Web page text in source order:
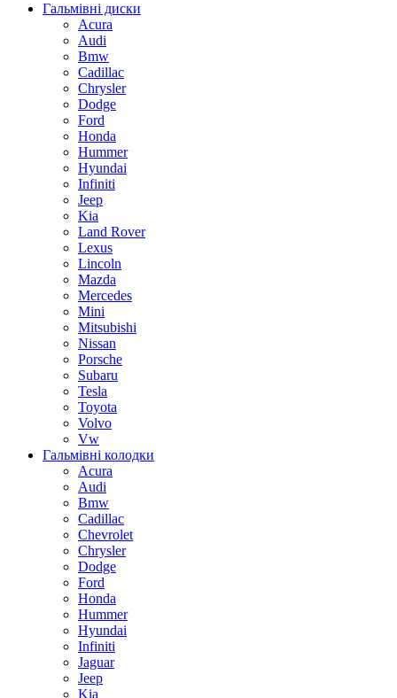
Гальмівні диски
Acura
Audi
Bmw
Cadillac
Chrysler
Dodge
Ford
Honda
Hummer
Hyundai
Infiniti
Jeep
Kia
Land Rover
Lexus
Lincoln
Mazda
Mercedes
Mini
Mitsubishi
Nissan
Porsche
Subaru
Tesla
Toyota
Volvo
Vw
Гальмівні колодки
Acura
Audi
Bmw
Cadillac
Chevrolet
Chrysler
Dodge
Ford
Honda
Hummer
Hyundai
Infiniti
Jaguar
Jeep
Kia